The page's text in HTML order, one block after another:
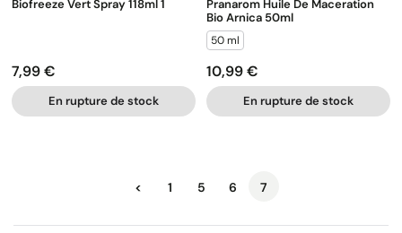
Biofreeze Vert Spray 118ml 1
Prix
7,99 €
En rupture de stock
Pranarom Huile De Maceration
Bio Arnica 50ml
50 ml
Prix
10,99 €
En rupture de stock
Précédent
< 1 5 6 7